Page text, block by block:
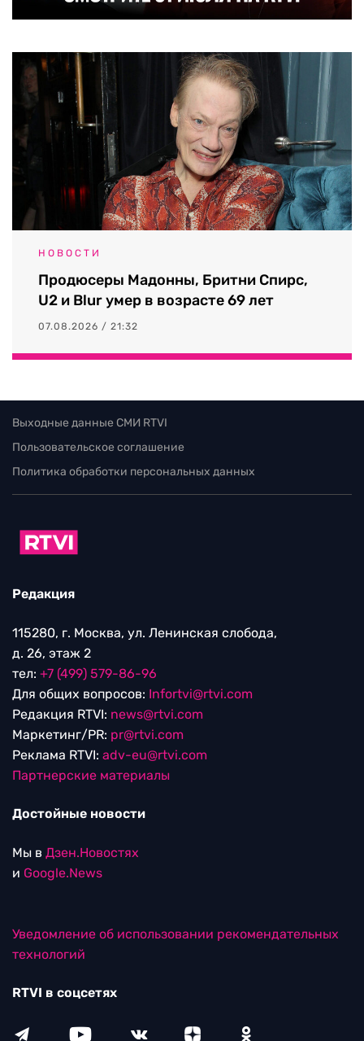
НОВОСТИ
Продюсеры Мадонны, Бритни Спирс,
U2 и Blur умер в возрасте 69 лет
07.08.2026 / 21:32
Выходные данные СМИ RTVI
Пользовательское соглашение
Политика обработки персональных данных
Редакция
115280, г. Москва, ул. Ленинская слобода,
д. 26, этаж 2
тел: +7 (499) 579-86-96
Для общих вопросов: Infortvi@rtvi.com
Редакция RTVI: news@rtvi.com
Маркетинг/PR: pr@rtvi.com
Реклама RTVI: adv-eu@rtvi.com
Партнерские материалы
Достойные новости
Мы в Дзен.Новостях
и Google.News
Уведомление об использовании рекомендательных
технологий
RTVI в соцсетях